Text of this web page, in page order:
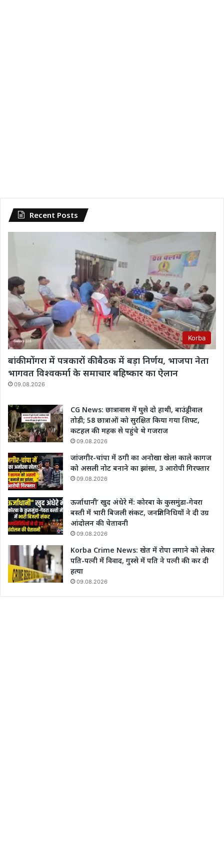
Recent Posts
Korba
बांकी मोंगरा में पत्रकारों की बैठक में बड़ा निर्णय, भाजपा नेता
भागवत विश्वकर्मा के समाचार बहिष्कार का ऐलान
09.08.2026
CG News: छात्रावास में घुसे दो हाथी, बाउंड्रीवाल
तोड़ी; 58 छात्राओं को सुरक्षित किया गया शिफ्ट,
कटहल की महक से पहुंचे थे गजराज
09.08.2026
जांजगीर-चांपा में ठगी का अनोखा खेल! काले कागज
को असली नोट बनाने का झांसा, 3 आरोपी गिरफ्तार
09.08.2026
ऊर्जाधानी’ खुद अंधेरे में: कोरबा के कुसमुंडा-गेवरा
बस्ती में भारी बिजली संकट, जनप्रतिनिधियों ने दी उग्र
आंदोलन की चेतावनी
09.08.2026
Korba Crime News: खेत में रोपा लगाने को लेकर
पति-पत्नी में विवाद, गुस्से में पति ने पत्नी की कर दी
हत्या
09.08.2026